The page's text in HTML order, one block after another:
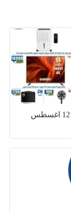
عروض سنتر شاهين اليوم 6 اغسطس حتى 12 اغسطس